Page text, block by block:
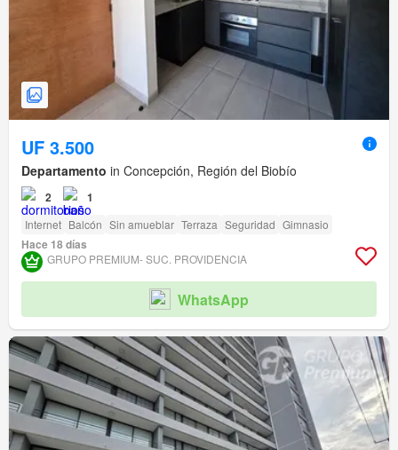
UF 3.500
Departamento in Concepción, Región del Biobío
2 1
Internet Balcón Sin amueblar Terraza Seguridad Gimnasio
Hace 18 días
GRUPO PREMIUM- SUC. PROVIDENCIA
WhatsApp